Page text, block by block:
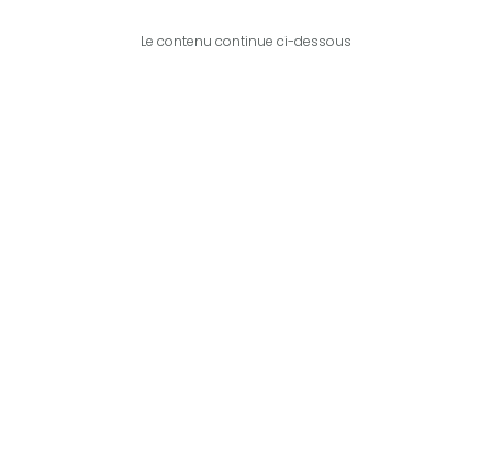
Le contenu continue ci-dessous